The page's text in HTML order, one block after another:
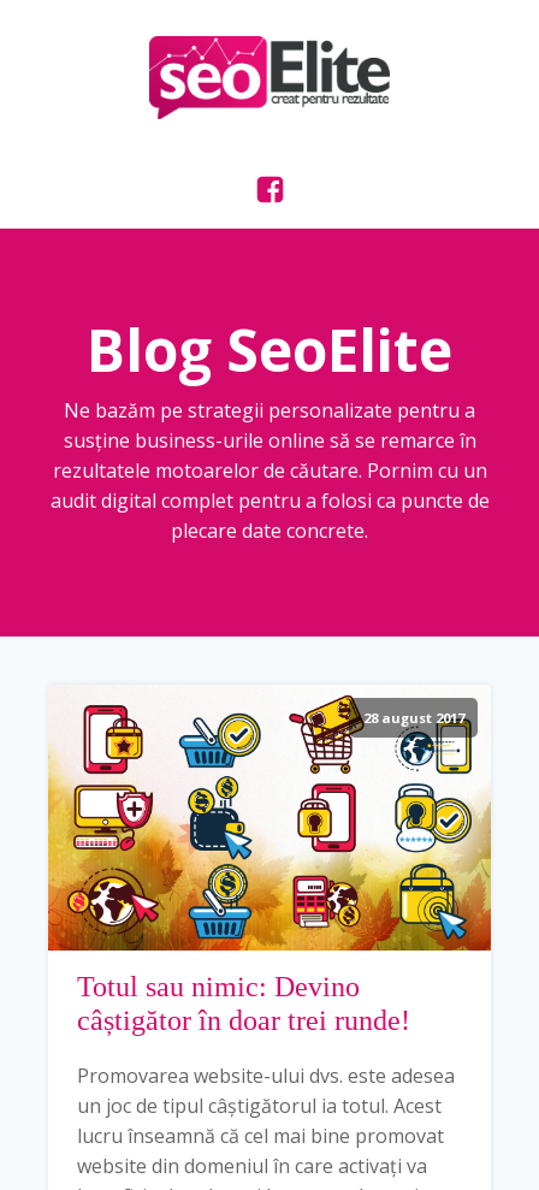
Blog SeoElite
Ne bazăm pe strategii personalizate pentru a
susține business-urile online să se remarce în
rezultatele motoarelor de căutare. Pornim cu un
audit digital complet pentru a folosi ca puncte de
plecare date concrete.
28 august 2017
Totul sau nimic: Devino
câștigător în doar trei runde!
Promovarea website-ului dvs. este adesea
un joc de tipul câștigătorul ia totul. Acest
lucru înseamnă că cel mai bine promovat
website din domeniul în care activați va